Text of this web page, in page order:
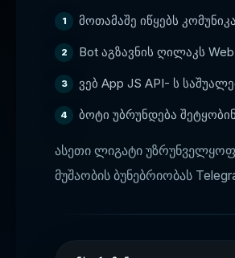
მოთამაშე იწყებს
Bot აგზავნის ღილაკს
ვებ App JS API- ს
ბოტი უბრუნდება
ასეთი ლიგატი
მუშაობის ბუნებრიობას